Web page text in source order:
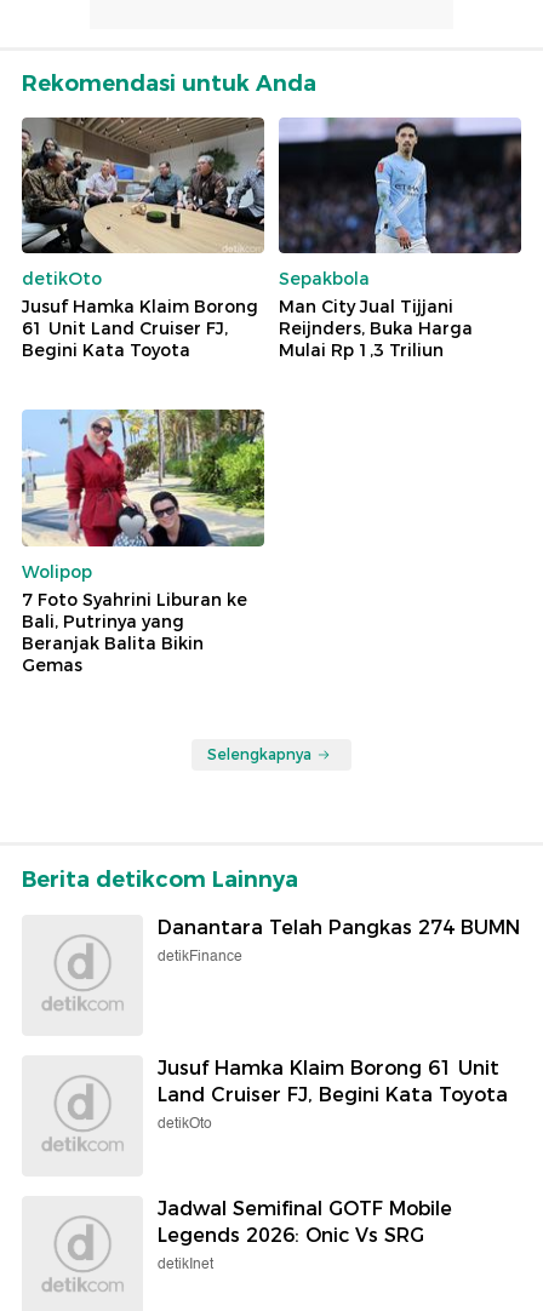
Rekomendasi untuk Anda
detikOto
Jusuf Hamka Klaim Borong
61 Unit Land Cruiser FJ,
Begini Kata Toyota
Sepakbola
Man City Jual Tijjani
Reijnders, Buka Harga
Mulai Rp 1,3 Triliun
Wolipop
7 Foto Syahrini Liburan ke
Bali, Putrinya yang
Beranjak Balita Bikin
Gemas
Selengkapnya
Berita detikcom Lainnya
Danantara Telah Pangkas 274 BUMN
detikFinance
Jusuf Hamka Klaim Borong 61 Unit
Land Cruiser FJ, Begini Kata Toyota
detikOto
Jadwal Semifinal GOTF Mobile
Legends 2026: Onic Vs SRG
detikInet